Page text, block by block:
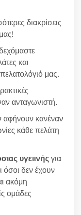
διακρίσεις
και
μας.
ανταγωνιστή.
αφήνουν κανέναν
κάθε πελάτη
υγειινήςγια
όσοι δεν έχουν
ακόμη
ομάδες